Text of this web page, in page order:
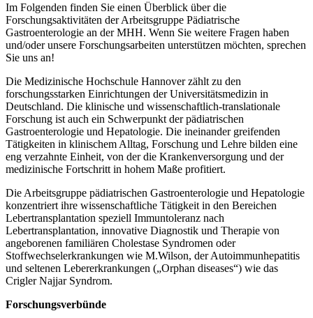
Im Folgenden finden Sie einen Überblick über die
Forschungsaktivitäten der Arbeitsgruppe Pädiatrische
Gastroenterologie an der MHH. Wenn Sie weitere Fragen haben
und/oder unsere Forschungsarbeiten unterstützen möchten, sprechen
Sie uns an!
Die Medizinische Hochschule Hannover zählt zu den
forschungsstarken Einrichtungen der Universitätsmedizin in
Deutschland. Die klinische und wissenschaftlich-translationale
Forschung ist auch ein Schwerpunkt der pädiatrischen
Gastroenterologie und Hepatologie. Die ineinander greifenden
Tätigkeiten in klinischem Alltag, Forschung und Lehre bilden eine
eng verzahnte Einheit, von der die Krankenversorgung und der
medizinische Fortschritt in hohem Maße profitiert.
Die Arbeitsgruppe pädiatrischen Gastroenterologie und Hepatologie
konzentriert ihre wissenschaftliche Tätigkeit in den Bereichen
Lebertransplantation speziell Immuntoleranz nach
Lebertransplantation, innovative Diagnostik und Therapie von
angeborenen familiären Cholestase Syndromen oder
Stoffwechselerkrankungen wie M.Wilson, der Autoimmunhepatitis
und seltenen Lebererkrankungen („Orphan diseases“) wie das
Crigler Najjar Syndrom.
Forschungsverbünde